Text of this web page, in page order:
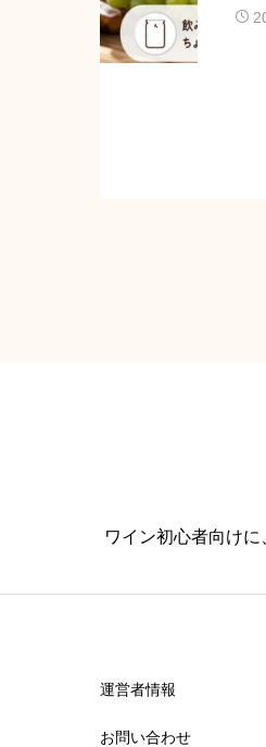
る
ワイン初心者向け
運営者情報
お問い合わせ